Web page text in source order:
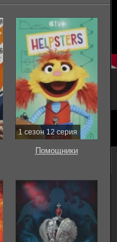
1 сезон 12 серия
Помощники